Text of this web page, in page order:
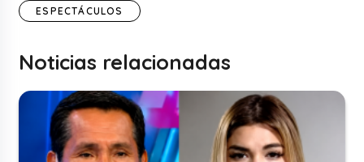
ESPECTÁCULOS
Noticias relacionadas